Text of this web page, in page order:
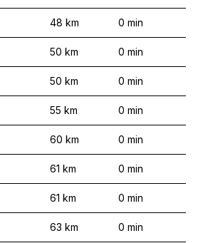
48 km 0 min
50 km 0 min
50 km 0 min
55 km 0 min
60 km 0 min
61 km 0 min
61 km 0 min
63 km 0 min